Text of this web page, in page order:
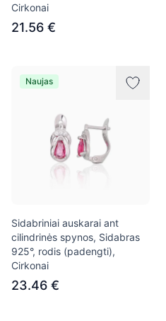
Cirkonai
21.56 €
Naujas
Sidabriniai auskarai ant
cilindrinės spynos, Sidabras
925°, rodis (padengti),
Cirkonai
23.46 €